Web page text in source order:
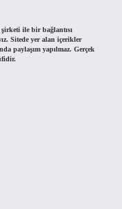
ile bir bağlantısı
Sitede yer alan içerikler
paylaşım yapılmaz. Gerçek